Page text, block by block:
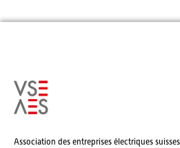
Association des entreprises électriques suisses